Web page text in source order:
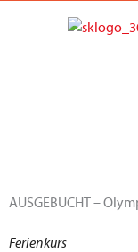
AUSGEBUCHT –
Ferienkurs